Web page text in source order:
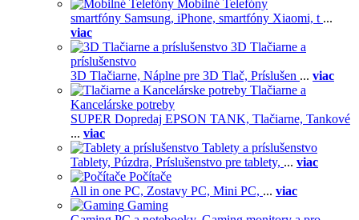
Mobilné Telefóny
smartfóny Samsung, iPhone, smartfóny Xiaomi, t ...
viac
3D Tlačiarne a
príslušenstvo
3D Tlačiarne, Náplne pre 3D Tlač, Príslušen ... viac
Tlačiarne a
Kancelárske potreby
SUPER Dopredaj EPSON TANK, Tlačiarne, Tankové
... viac
Tablety a príslušenstvo
Tablety, Púzdra, Príslušenstvo pre tablety, ... viac
Počítače
All in one PC, Zostavy PC, Mini PC, ... viac
Gaming